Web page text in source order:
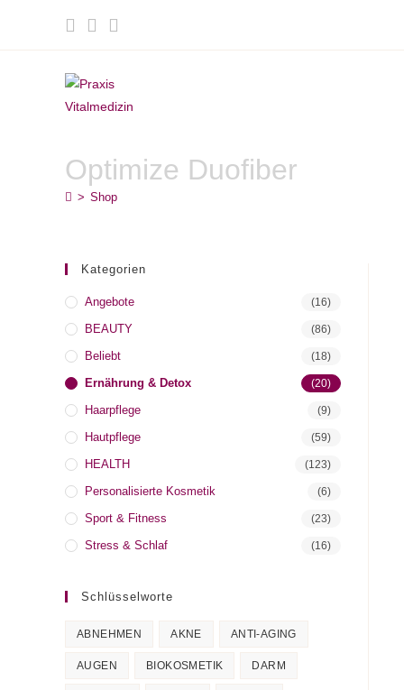
Optimize Duofiber
> Shop
Kategorien
Angebote (16)
BEAUTY (86)
Beliebt (18)
Ernährung & Detox (20)
Haarpflege (9)
Hautpflege (59)
HEALTH (123)
Personalisierte Kosmetik (6)
Sport & Fitness (23)
Stress & Schlaf (16)
Schlüsselworte
ABNEHMEN AKNE ANTI-AGING
AUGEN BIOKOSMETIK DARM